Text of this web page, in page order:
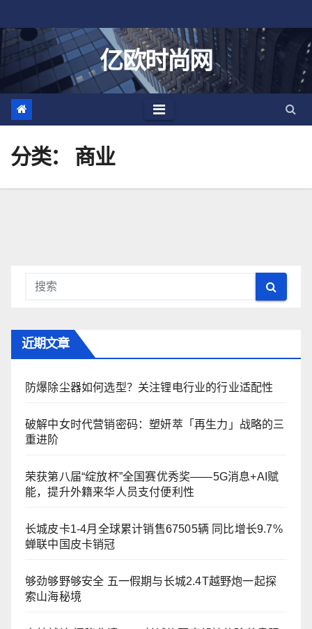
至
亿欧时尚网
分类： 商业
近期文章
防爆除尘器如何选型？关注锂电行业的行业适配性
破解中女时代营销密码：塑妍萃「再生力」战略的三
重进阶
荣获第八届“绽放杯”全国赛优秀奖——5G消息+AI赋
能，提升外籍来华人员支付便利性
长城皮卡1-4月全球累计销售67505辆 同比增长9.7%
蝉联中国皮卡销冠
够劲够野够安全 五一假期与长城2.4T越野炮一起探
索山海秘境